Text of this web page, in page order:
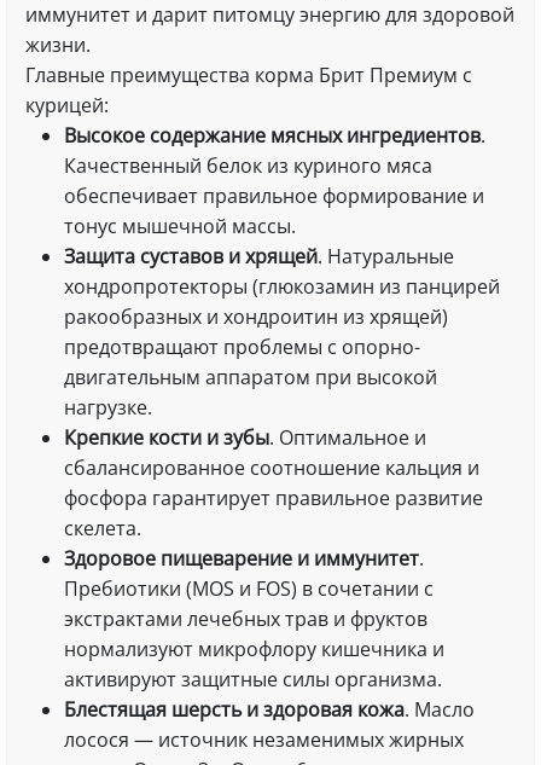
иммунитет и дарит питомцу энергию для здоровой
жизни.
Главные преимущества корма Брит Премиум с
курицей:
Высокое содержание мясных ингредиентов.
Качественный белок из куриного мяса
обеспечивает правильное формирование и
тонус мышечной массы.
Защита суставов и хрящей. Натуральные
хондропротекторы (глюкозамин из панцирей
ракообразных и хондроитин из хрящей)
предотвращают проблемы с опорно-
двигательным аппаратом при высокой
нагрузке.
Крепкие кости и зубы. Оптимальное и
сбалансированное соотношение кальция и
фосфора гарантирует правильное развитие
скелета.
Здоровое пищеварение и иммунитет.
Пребиотики (MOS и FOS) в сочетании с
экстрактами лечебных трав и фруктов
нормализуют микрофлору кишечника и
активируют защитные силы организма.
Блестящая шерсть и здоровая кожа. Масло
лосося — источник незаменимых жирных